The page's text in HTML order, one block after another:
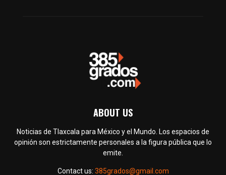
ABOUT US
Noticias de Tlaxcala para México y el Mundo. Los espacios de
opinión son estrictamente personales a la figura pública que lo
emite.
Contact us: 385grados@gmail.com